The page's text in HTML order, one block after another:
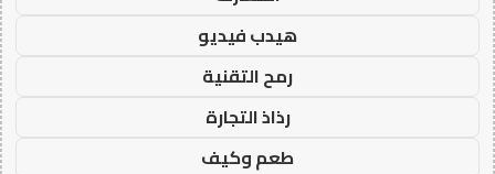
هيدب فيديو
رمح التقنية
رذاذ التجارة
طعم وكيف